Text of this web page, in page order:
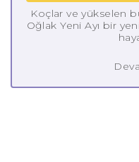
Koçlar ve yükselen
Oğlak Yeni Ayı bir